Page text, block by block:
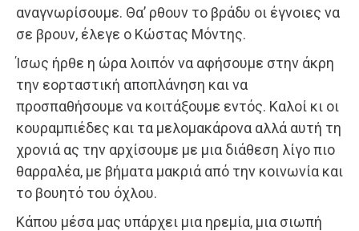
αναγνωρίσουμε. Θα’ ρθουν το βράδυ οι έγνοιες να
σε βρουν, έλεγε ο Κώστας Μόντης.
Ίσως ήρθε η ώρα λοιπόν να αφήσουμε στην άκρη
την εορταστική αποπλάνηση και να
προσπαθήσουμε να κοιτάξουμε εντός. Καλοί κι οι
κουραμπιέδες και τα μελομακάρονα αλλά αυτή τη
χρονιά ας την αρχίσουμε με μια διάθεση λίγο πιο
θαρραλέα, με βήματα μακριά από την κοινωνία και
το βουητό του όχλου.
Κάπου μέσα μας υπάρχει μια ηρεμία, μια σιωπή